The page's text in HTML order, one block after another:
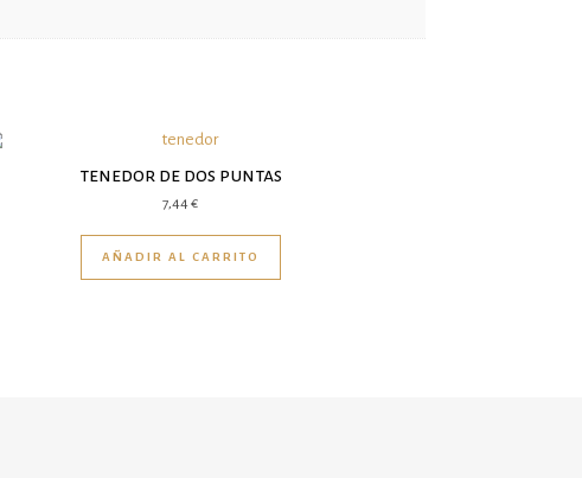
tenedor de dos puntas
7,44€
AÑADIR AL CARRITO